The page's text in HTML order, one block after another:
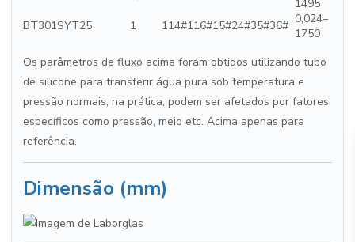
1495
BT301SYT25 1 114#116#15#24#35#36# 0,024–
1750
Os parâmetros de fluxo acima foram obtidos utilizando tubo
de silicone para transferir água pura sob temperatura e
pressão normais; na prática, podem ser afetados por fatores
específicos como pressão, meio etc. Acima apenas para
referência.
Dimensão (mm)